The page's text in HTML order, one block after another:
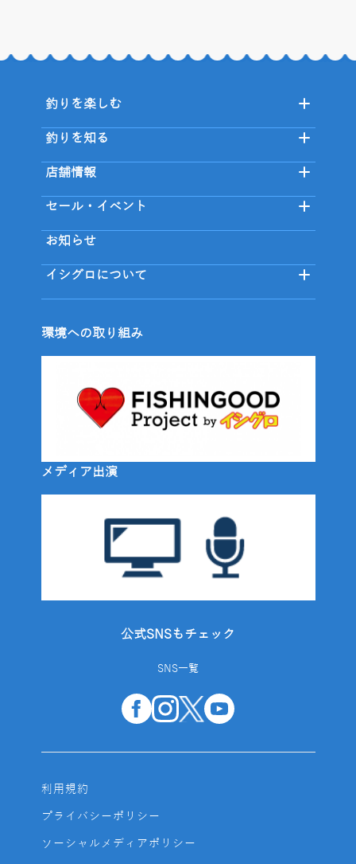
釣りを楽しむ
釣りを知る
店舗情報
セール・イベント
お知らせ
イシグロについて
環境への取り組み
メディア出演
公式SNSもチェック
SNS一覧
利用規約
プライバシーポリシー
ソーシャルメディアポリシー